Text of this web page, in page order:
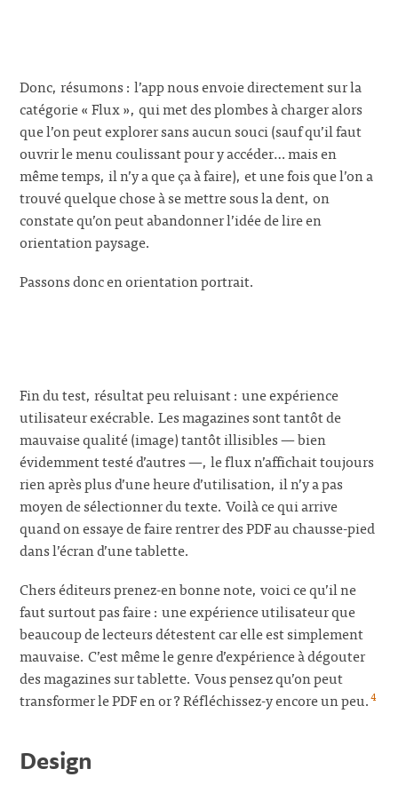
Donc, résumons : l’app nous envoie directement sur la
catégorie « Flux », qui met des plombes à charger alors
que l’on peut explorer sans aucun souci (sauf qu’il faut
ouvrir le menu coulissant pour y accéder… mais en
même temps, il n’y a que ça à faire), et une fois que l’on a
trouvé quelque chose à se mettre sous la dent, on
constate qu’on peut abandonner l’idée de lire en
orientation paysage.
Passons donc en orientation portrait.
Fin du test, résultat peu reluisant : une expérience
utilisateur exécrable. Les magazines sont tantôt de
mauvaise qualité (image) tantôt illisibles — bien
évidemment testé d’autres —, le flux n’affichait toujours
rien après plus d’une heure d’utilisation, il n’y a pas
moyen de sélectionner du texte. Voilà ce qui arrive
quand on essaye de faire rentrer des PDF au chausse-pied
dans l’écran d’une tablette.
Chers éditeurs prenez-en bonne note, voici ce qu’il ne
faut surtout pas faire : une expérience utilisateur que
beaucoup de lecteurs détestent car elle est simplement
mauvaise. C’est même le genre d’expérience à dégouter
des magazines sur tablette. Vous pensez qu’on peut
transformer le PDF en or ? Réfléchissez-y encore un peu.4
Design